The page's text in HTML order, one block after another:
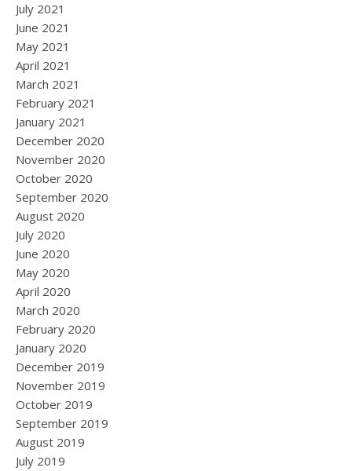
July 2021
June 2021
May 2021
April 2021
March 2021
February 2021
January 2021
December 2020
November 2020
October 2020
September 2020
August 2020
July 2020
June 2020
May 2020
April 2020
March 2020
February 2020
January 2020
December 2019
November 2019
October 2019
September 2019
August 2019
July 2019